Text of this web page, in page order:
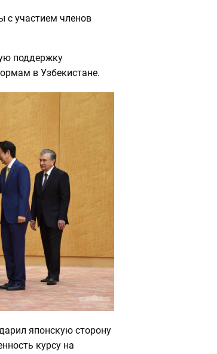
с участием членов
поддержку
в Узбекистане.
японскую сторону
курсу на